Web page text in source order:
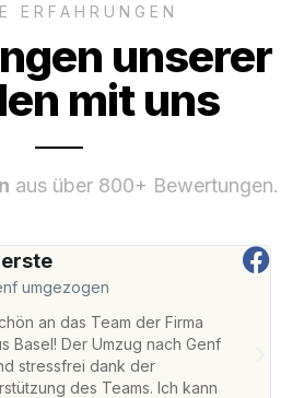
ERFAHRUNGEN
unserer
mit uns
aus über 800+ Bewertungen.
umgezogen
an das Team der Firma
Basel! Der Umzug nach Genf
stressfrei dank der
des Teams. Ich kann